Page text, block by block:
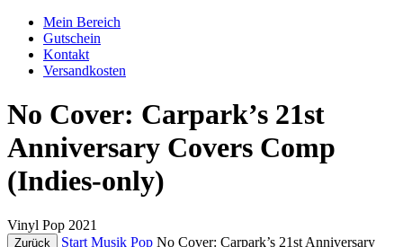
Mein Bereich
Gutschein
Kontakt
Versandkosten
No Cover: Carpark’s 21st
Anniversary Covers Comp
(Indies-only)
Vinyl Pop 2021
Zurück Start Musik Pop No Cover: Carpark’s 21st Anniversary